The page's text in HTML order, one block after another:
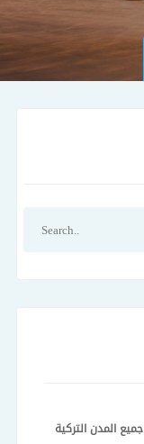
جميع المدن التركية